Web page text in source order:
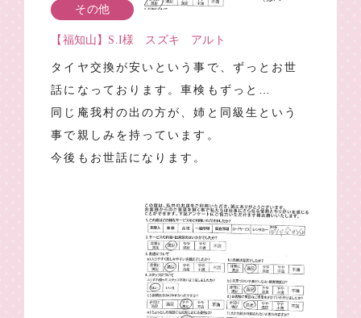
その他
【福知山】S.I様 スズキ アルト
タイヤ交換が安いという事で、ずっとお世
話になっております。車検もずっと…
同じ庵我村の出の方が、姉と同級生という
事で親しみを持っています。
今後もお世話になります。
3 4